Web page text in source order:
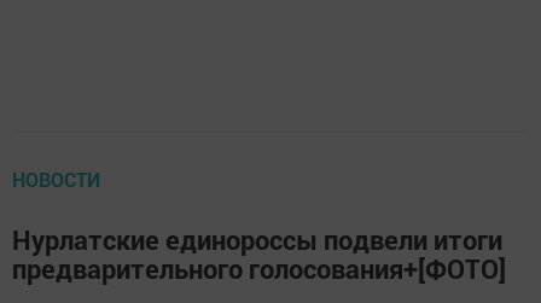
НОВОСТИ
Нурлатские единороссы подвели итоги
предварительного голосования+[ФОТО]